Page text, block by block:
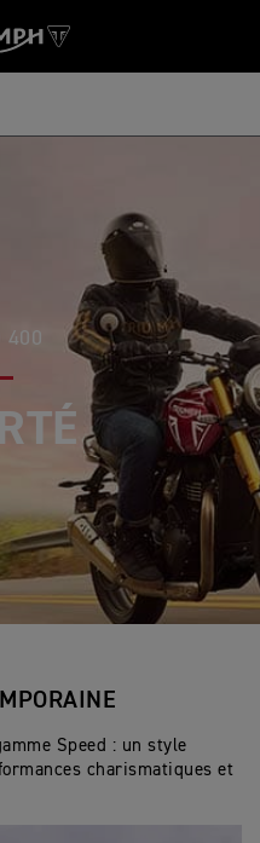
400
Speed : un style
charismatiques et